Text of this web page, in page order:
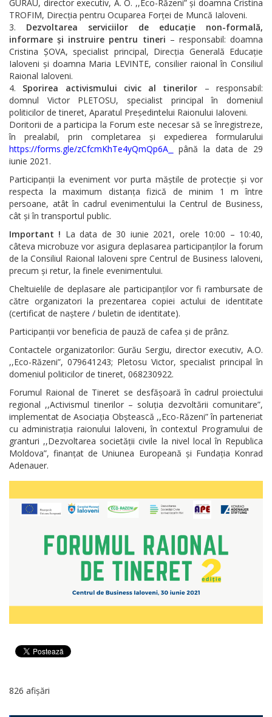
GURĂU, director executiv, A. O. ,,Eco-Răzeni” și doamna Cristina
TROFIM, Direcția pentru Ocuparea Forței de Muncă Ialoveni.
Dezvoltarea serviciilor de educație non-formală,
informare și instruire pentru tineri – responsabil: doamna
Cristina ȘOVA, specialist principal, Direcția Generală Educație
Ialoveni și doamna Maria LEVINTE, consilier raional în Consiliul
Raional Ialoveni.
Sporirea activismului civic al tinerilor – responsabil:
domnul Victor PLETOSU, specialist principal în domeniul
politicilor de tineret, Aparatul Președintelui Raionului Ialoveni.
Doritorii de a participa la Forum este necesar să se înregistreze,
în prealabil, prin completarea și expedierea formularului
https://forms.gle/zCfcmKhTe4yQmQp6A
până la data de 29
iunie 2021.
Participanții la eveniment vor purta măștile de protecție și vor
respecta la maximum distanța fizică de minim 1 m între
persoane, atât în cadrul evenimentului la Centrul de Business,
cât și în transportul public.
Important ! La data de 30 iunie 2021, orele 10:00 – 10:40,
câteva microbuze vor asigura deplasarea participanților la forum
de la Consiliul Raional Ialoveni spre Centrul de Business Ialoveni,
precum și retur, la finele evenimentului.
Cheltuielile de deplasare ale participanților vor fi rambursate de
către organizatori la prezentarea copiei actului de identitate
(certificat de naștere / buletin de identitate).
Participanții vor beneficia de pauză de cafea și de prânz.
Contactele organizatorilor: Gurău Sergiu, director executiv, A.O.
,,Eco-Răzeni”, 079641243; Pletosu Victor, specialist principal în
domeniul politicilor de tineret, 068230922.
Forumul Raional de Tineret se desfășoară în cadrul proiectului
regional ,,Activismul tinerilor – soluția dezvoltării comunitare”,
implementat de Asociația Obștească ,,Eco-Răzeni” în parteneriat
cu administrația raionului Ialoveni, în contextul Programului de
granturi ,,Dezvoltarea societății civile la nivel local în Republica
Moldova”, finanțat de Uniunea Europeană și Fundația Konrad
Adenauer.
826 afișări